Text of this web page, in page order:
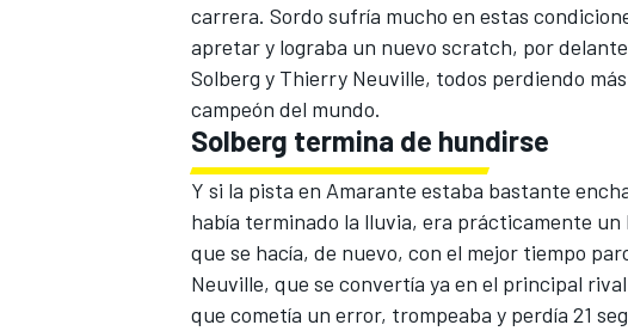
MÁS CATEGORÍAS
carrera. Sordo sufría mucho en estas
apretar y lograba un nuevo scratch, por
Solberg y Thierry Neuville, todos perdiendo
campeón del mundo.
Solberg termina de hundirse
Y si la pista en Amarante estaba bastante
había terminado la lluvia, era prácticamente
que se hacía, de nuevo, con el mejor tiempo
Neuville, que se convertía ya en el principal
que cometía un error, trompeaba y perdía 21